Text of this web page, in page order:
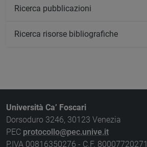
Ricerca pubblicazioni
Ricerca risorse bibliografiche
Università Ca’ Foscari
Dorsoduro 3246, 30123 Venezia
PEC protocollo@pec.unive.it
P.IVA 00816350276 - C.F. 80007720271